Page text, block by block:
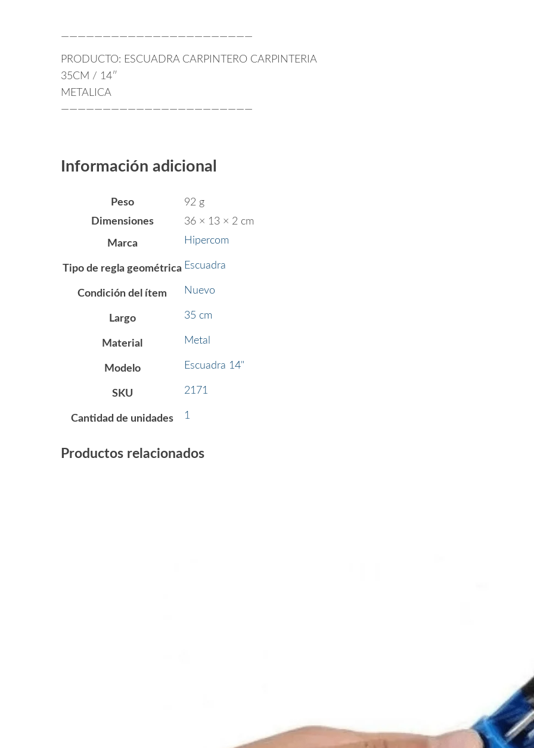
———————————————————————
PRODUCTO: ESCUADRA CARPINTERO CARPINTERIA
35CM / 14″
METALICA
———————————————————————
Información adicional
Peso
92 g
Dimensiones
36 × 13 × 2 cm
Marca Hipercom
Tipo de regla geométrica Escuadra
Condición del ítem Nuevo
Largo 35 cm
Material Metal
Modelo Escuadra 14"
SKU 2171
Cantidad de unidades 1
Productos relacionados